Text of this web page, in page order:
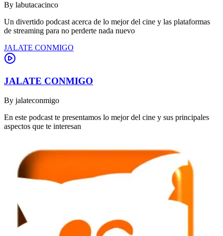
By labutacacinco
Un divertido podcast acerca de lo mejor del cine y las plataformas
de streaming para no perderte nada nuevo
JALATE CONMIGO
JALATE CONMIGO
By jalateconmigo
En este podcast te presentamos lo mejor del cine y sus principales
aspectos que te interesan